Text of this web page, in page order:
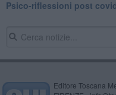
Psico-riflessioni post
Editore Toscana